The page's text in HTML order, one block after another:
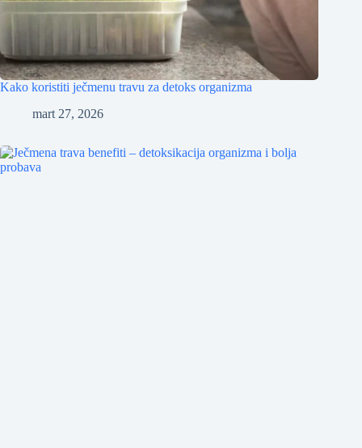
Kako koristiti ječmenu travu za detoks organizma
mart 27, 2026